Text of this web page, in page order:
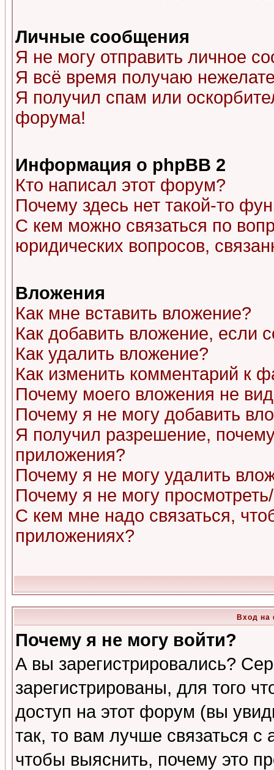
Личные сообщения
Я не могу отправить личное
Я всё время получаю
Я получил спам или
форума!
Информация о phpBB 2
Кто написал этот форум?
Почему здесь нет такой-то
С кем можно связаться по
юридических вопросов,
Вложения
Как мне вставить вложение?
Как добавить вложение, если
Как удалить вложение?
Как изменить комментарий к
Почему моего вложения не
Почему я не могу добавить
Я получил разрешение,
приложения?
Почему я не могу удалить
Почему я не могу
С кем мне надо связаться,
приложениях?
Вход на
Почему я не могу войти?
А вы зарегистрировались?
зарегистрированы, для того
доступ на этот форум (вы
так, то вам лучше связаться
чтобы выяснить, почему это